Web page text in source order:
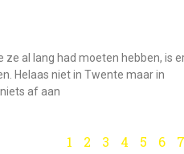
ze al lang had moeten hebben, is
Helaas niet in Twente maar in
af aan
1 2 3 4 5 6 7